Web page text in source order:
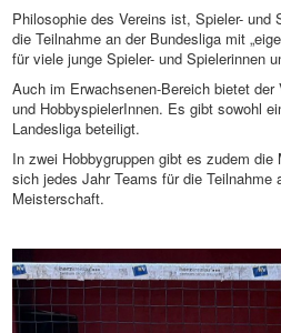
Philosophie des Vereins ist, Spieler-
die Teilnahme an der Bundesliga mit
für viele junge Spieler- und Spielerinnen
Auch im Erwachsenen-Bereich bietet
und HobbyspielerInnen. Es gibt sowohl
Landesliga beteiligt.
In zwei Hobbygruppen gibt es zudem
sich jedes Jahr Teams für die Teilnahme
Meisterschaft.